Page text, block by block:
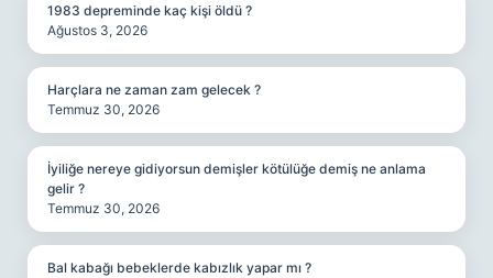
1983 depreminde kaç kişi öldü ?
Ağustos 3, 2026
Harçlara ne zaman zam gelecek ?
Temmuz 30, 2026
İyiliğe nereye gidiyorsun demişler kötülüğe demiş ne anlama
gelir ?
Temmuz 30, 2026
Bal kabağı bebeklerde kabızlık yapar mı ?